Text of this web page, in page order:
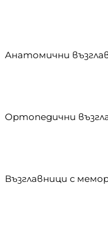
Анатомични
Ортопедични
Възглавници с